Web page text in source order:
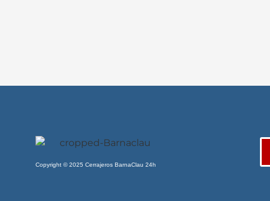
Copyright © 2025 Cerrajeros BarnaClau 24h